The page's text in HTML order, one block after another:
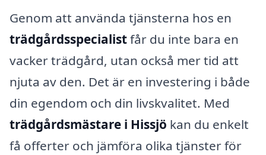
Genom att använda tjänsterna hos en
trädgårdsspecialistfår du inte bara en
vacker trädgård, utan också mer tid att
njuta av den. Det är en investering i både
din egendom och din livskvalitet. Med
trädgårdsmästare i Hissjö kan du enkelt
få offerter och jämföra olika tjänster för